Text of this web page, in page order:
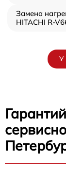
Замена
HITACHI R-
У